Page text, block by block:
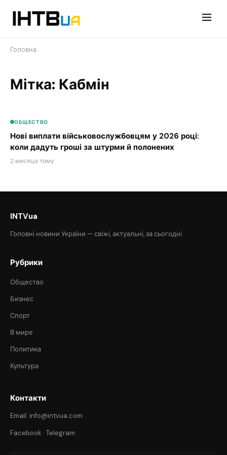
Головна
Мітка: Кабмін
ОБЩЕСТВО
Нові виплати військовослужбовцям у 2026 році:
коли дадуть гроші за штурми й полонених
2 месяца тому
INTVua
Головні новини України — свіжі, актуальні, за сьогодні.
Рубрики
Общество
Бизнес
Спорт
В мире
Политика
Культура
Контакти
Email: info@intvua.com
Facebook · Telegram